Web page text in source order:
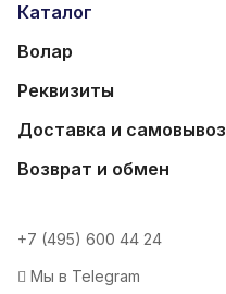
Каталог
Волар
Реквизиты
Доставка и самовывоз
Возврат и обмен
+7 (495) 600 44 24
Мы в Telegram